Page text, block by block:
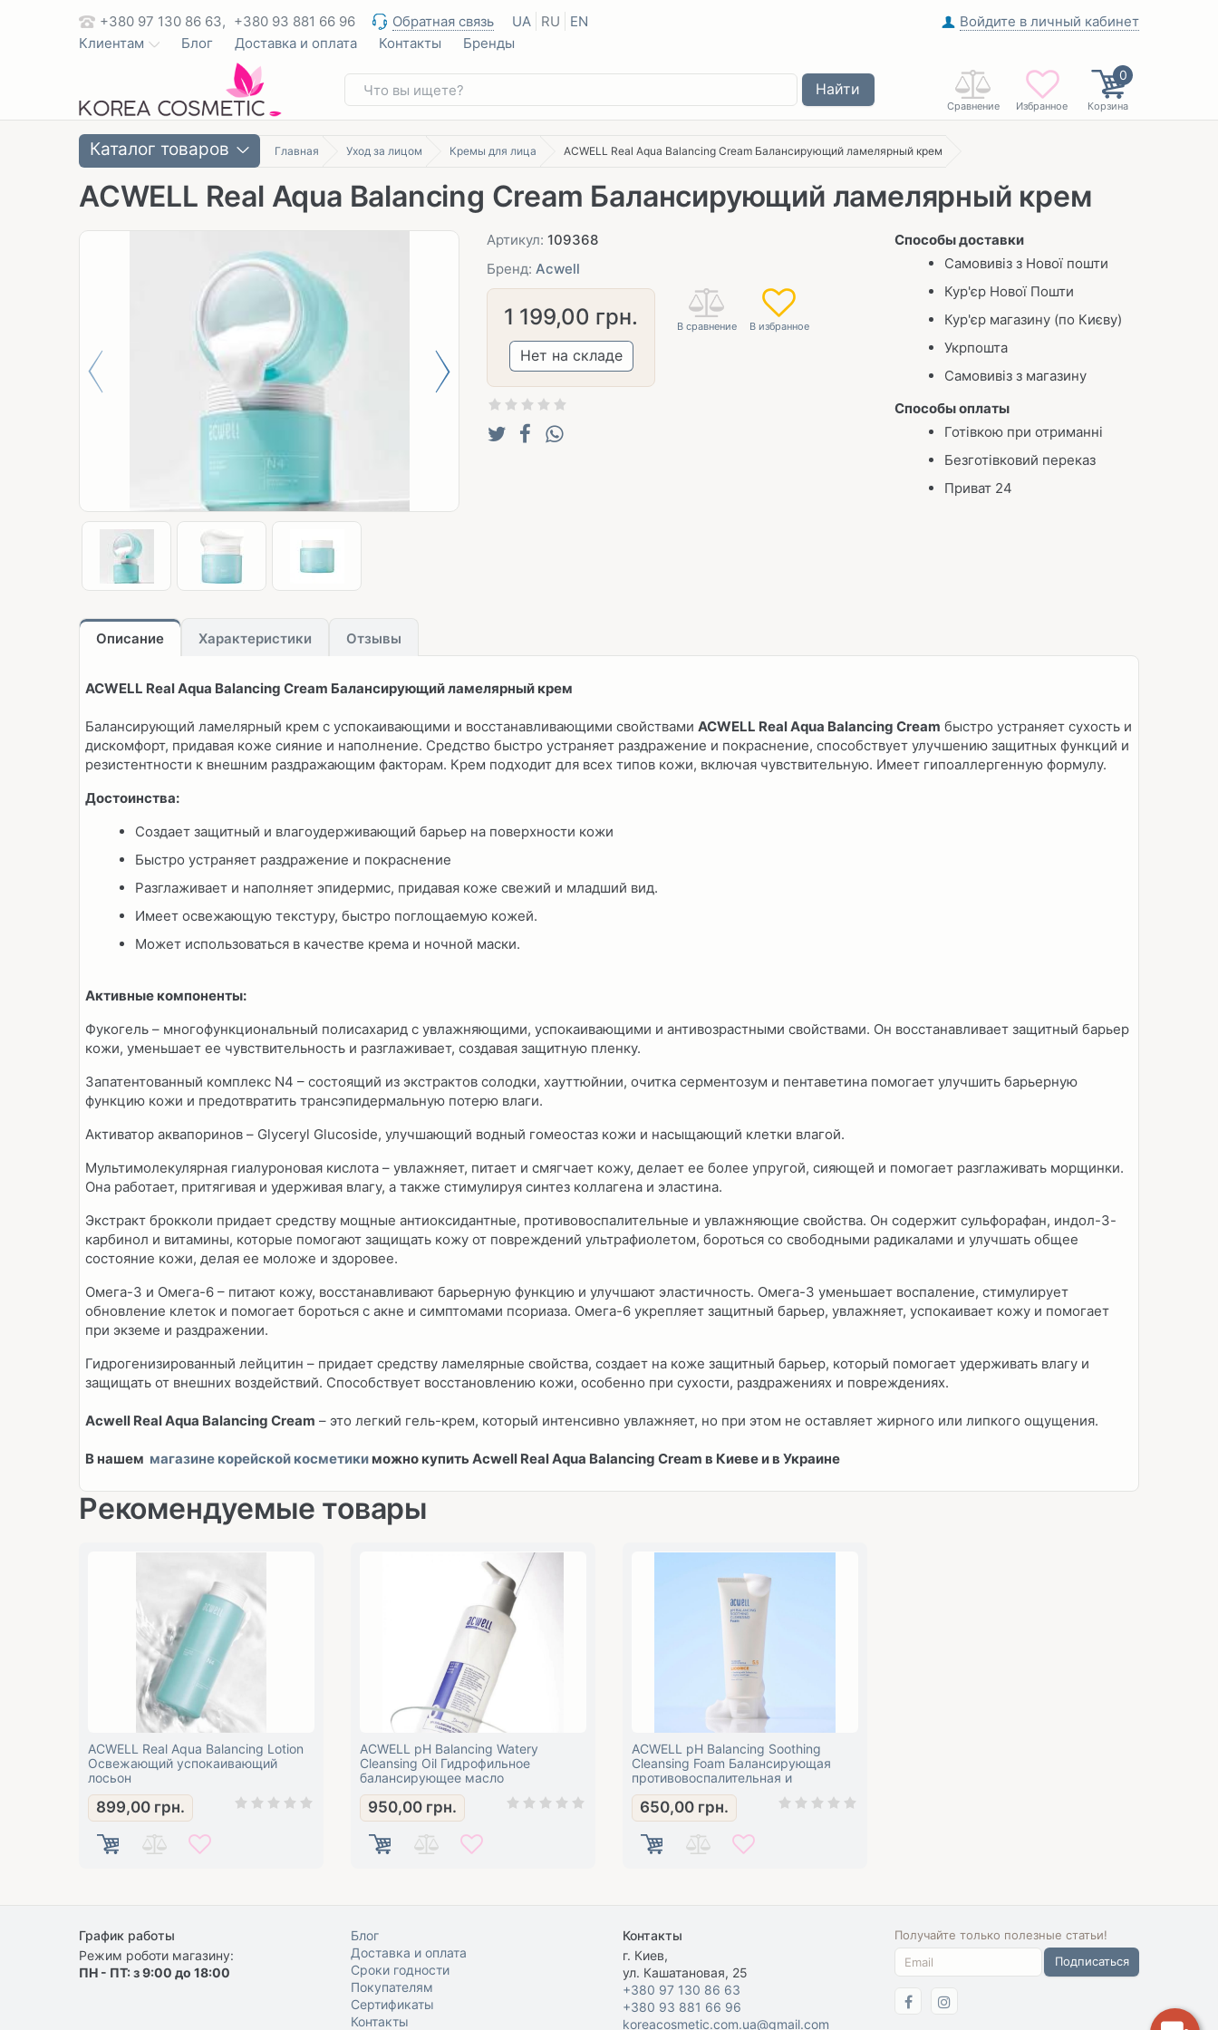
+380 97 130 86 63, +380 93 881 66 96 Обратная связь UA RU EN
Войдите в личный кабинет
Клиентам
Блог Доставка и оплата Контакты Бренды
0
Корзина
Избранное
Сравнение
Найти
Каталог товаров Главная Уход за лицом Кремы для лица ACWELL Real Aqua Balancing Cream Балансирующий ламелярный крем
ACWELL Real Aqua Balancing Cream Балансирующий ламелярный крем
Артикул: 109368
Бренд: Acwell
1 199,00 грн.
Нет на складе
Способы доставки
Самовивіз з Нової пошти
Кур'єр Нової Пошти
Кур'єр магазину (по Києву)
Укрпошта
Самовивіз з магазину
Способы оплаты
Готівкою при отриманні
Безготівковий переказ
Приват 24
Описание Характеристики Отзывы
ACWELL Real Aqua Balancing Cream Балансирующий ламелярный крем
Балансирующий ламелярный крем с успокаивающими и восстанавливающими свойствами ACWELL Real Aqua Balancing Cream быстро устраняет сухость и
дискомфорт, придавая коже сияние и наполнение. Средство быстро устраняет раздражение и покраснение, способствует улучшению защитных функций и
резистентности к внешним раздражающим факторам. Крем подходит для всех типов кожи, включая чувствительную. Имеет гипоаллергенную формулу.
Достоинства:
Создает защитный и влагоудерживающий барьер на поверхности кожи
Быстро устраняет раздражение и покраснение
Разглаживает и наполняет эпидермис, придавая коже свежий и младший вид.
Имеет освежающую текстуру, быстро поглощаемую кожей.
Может использоваться в качестве крема и ночной маски.
Активные компоненты:
Фукогель – многофункциональный полисахарид с увлажняющими, успокаивающими и антивозрастными свойствами. Он восстанавливает защитный барьер
кожи, уменьшает ее чувствительность и разглаживает, создавая защитную пленку.
Запатентованный комплекс N4 – состоящий из экстрактов солодки, хауттюйнии, очитка серментозум и пентаветина помогает улучшить барьерную
функцию кожи и предотвратить трансэпидермальную потерю влаги.
Активатор аквапоринов – Glyceryl Glucoside, улучшающий водный гомеостаз кожи и насыщающий клетки влагой.
Мультимолекулярная гиалуроновая кислота – увлажняет, питает и смягчает кожу, делает ее более упругой, сияющей и помогает разглаживать морщинки.
Она работает, притягивая и удерживая влагу, а также стимулируя синтез коллагена и эластина.
Экстракт брокколи придает средству мощные антиоксидантные, противовоспалительные и увлажняющие свойства. Он содержит сульфорафан, индол-3-
карбинол и витамины, которые помогают защищать кожу от повреждений ультрафиолетом, бороться со свободными радикалами и улучшать общее
состояние кожи, делая ее моложе и здоровее.
Омега-3 и Омега-6 – питают кожу, восстанавливают барьерную функцию и улучшают эластичность. Омега-3 уменьшает воспаление, стимулирует
обновление клеток и помогает бороться с акне и симптомами псориаза. Омега-6 укрепляет защитный барьер, увлажняет, успокаивает кожу и помогает
при экземе и раздражении.
Гидрогенизированный лейцитин – придает средству ламелярные свойства, создает на коже защитный барьер, который помогает удерживать влагу и
защищать от внешних воздействий. Способствует восстановлению кожи, особенно при сухости, раздражениях и повреждениях.
Acwell Real Aqua Balancing Cream – это легкий гель-крем, который интенсивно увлажняет, но при этом не оставляет жирного или липкого ощущения.
В нашем магазине корейской косметики можно купитьAcwell Real Aqua Balancing Cream в Киеве и в Украине
Рекомендуемые товары
ACWELL Real Aqua Balancing Lotion
Освежающий успокаивающий
лосьон
899,00 грн.
ACWELL pH Balancing Watery
Cleansing Oil Гидрофильное
балансирующее масло
950,00 грн.
ACWELL pH Balancing Soothing
Cleansing Foam Балансирующая
противовоспалительная и
успокаивающая пенка
650,00 грн.
График работы
Режим роботи магазину:
ПН - ПТ: з 9:00 до 18:00
Блог
Доставка и оплата
Сроки годности
Покупателям
Сертификаты
Контакты
Контакты
г. Киев,
ул. Кашатановая, 25
+380 97 130 86 63
+380 93 881 66 96
koreacosmetic.com.ua@gmail.com
Получайте только полезные статьи!
Подписаться